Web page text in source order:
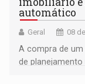
automático
Geral 08
A compra de
de planejamento